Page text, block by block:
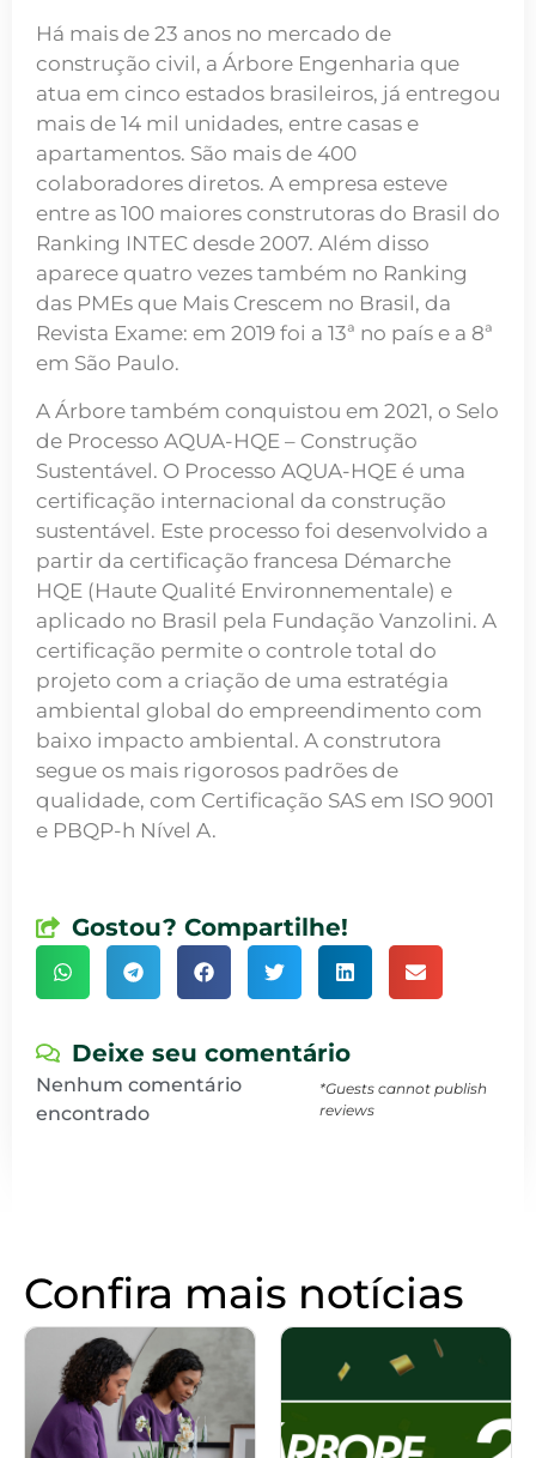
Há mais de 23 anos no mercado de
construção civil, a Árbore Engenharia que
atua em cinco estados brasileiros, já entregou
mais de 14 mil unidades, entre casas e
apartamentos. São mais de 400
colaboradores diretos. A empresa esteve
entre as 100 maiores construtoras do Brasil do
Ranking INTEC desde 2007. Além disso
aparece quatro vezes também no Ranking
das PMEs que Mais Crescem no Brasil, da
Revista Exame: em 2019 foi a 13ª no país e a 8ª
em São Paulo.
A Árbore também conquistou em 2021, o Selo
de Processo AQUA-HQE – Construção
Sustentável. O Processo AQUA-HQE é uma
certificação internacional da construção
sustentável. Este processo foi desenvolvido a
partir da certificação francesa Démarche
HQE (Haute Qualité Environnementale) e
aplicado no Brasil pela Fundação Vanzolini. A
certificação permite o controle total do
projeto com a criação de uma estratégia
ambiental global do empreendimento com
baixo impacto ambiental. A construtora
segue os mais rigorosos padrões de
qualidade, com Certificação SAS em ISO 9001
e PBQP-h Nível A.
Gostou? Compartilhe!
Deixe seu comentário
Nenhum comentário
encontrado
*Guests cannot publish
reviews
Confira mais notícias